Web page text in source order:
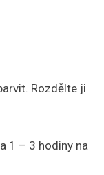
Rozdělte ji
1 – 3 hodiny na